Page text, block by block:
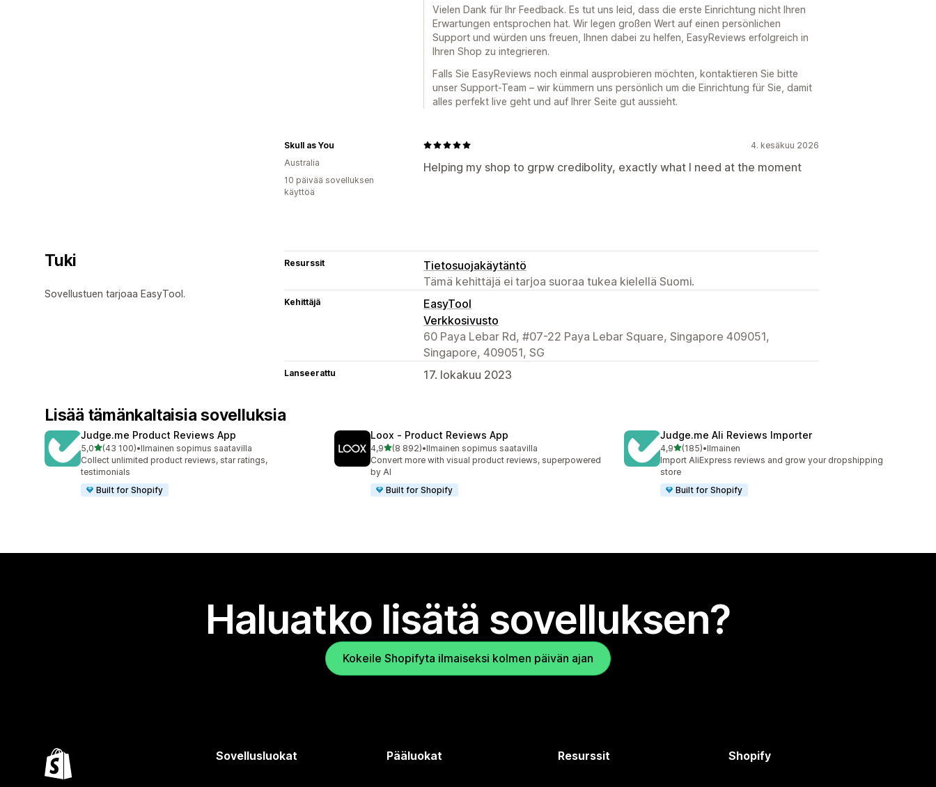
Vielen Dank für Ihr Feedback. Es tut uns leid, dass die erste Einrichtung nicht Ihren
Erwartungen entsprochen hat. Wir legen großen Wert auf einen persönlichen
Support und würden uns freuen, Ihnen dabei zu helfen, EasyReviews erfolgreich in
Ihren Shop zu integrieren.
Falls Sie EasyReviews noch einmal ausprobieren möchten, kontaktieren Sie bitte
unser Support-Team – wir kümmern uns persönlich um die Einrichtung für Sie, damit
alles perfekt live geht und auf Ihrer Seite gut aussieht.
4. kesäkuu 2026
Helping my shop to grpw credibolity, exactly what I need at the moment
Skull as You
Australia
10 päivää sovelluksen
käyttöä
Tuki
Sovellustuen tarjoaa EasyTool.
Resurssit
Tietosuojakäytäntö
Tämä kehittäjä ei tarjoa suoraa tukea kielellä Suomi.
Kehittäjä
EasyTool
Verkkosivusto
60 Paya Lebar Rd, #07-22 Paya Lebar Square, Singapore 409051,
Singapore, 409051, SG
Lanseerattu 17. lokakuu 2023
Lisää tämänkaltaisia sovelluksia
Judge.me Product Reviews App
5,0/ 5 tähteä
(43 100)
43100 arvostelua yhteensä
•Ilmainen sopimus saatavilla
Collect unlimited product reviews, star ratings,
testimonials
Built for Shopify
Loox ‑ Product Reviews App
4,9/ 5 tähteä
(8 892)
8892 arvostelua yhteensä
•Ilmainen sopimus saatavilla
Convert more with visual product reviews, superpowered
by AI
Built for Shopify
Judge.me Ali Reviews Importer
4,9/ 5 tähteä
(185)
185 arvostelua yhteensä
•Ilmainen
Import AliExpress reviews and grow your dropshipping
store
Built for Shopify
Haluatko lisätä sovelluksen?
Kokeile Shopifyta ilmaiseksi kolmen päivän ajan
Sovellusluokat Pääluokat Resurssit Shopify